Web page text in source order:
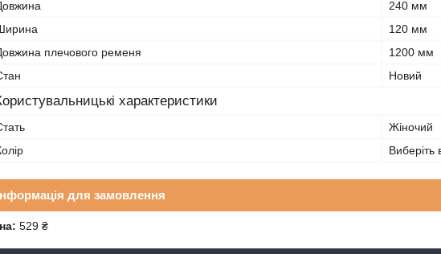
240 мм
120 мм
плечового ременя
1200 мм
Новий
характеристики
Жіночий
Виберіть
для замовлення
529 ₴